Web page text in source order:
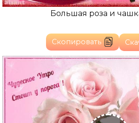
Большая роза и
Скопировать